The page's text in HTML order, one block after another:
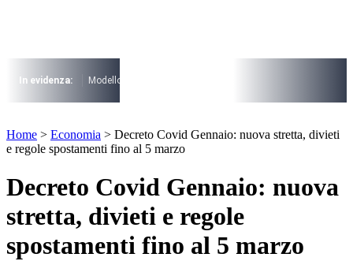
I più cercati
Lorem ipsum dolor sit amet consectetur
Lorem ipsum dolor sit amet consectetur
In evidenza: Modello 730
Lorem ipsum dolor sit amet consectetur
Home > Economia > Decreto Covid Gennaio: nuova stretta, divieti
e regole spostamenti fino al 5 marzo
Decreto Covid Gennaio: nuova
stretta, divieti e regole
spostamenti fino al 5 marzo